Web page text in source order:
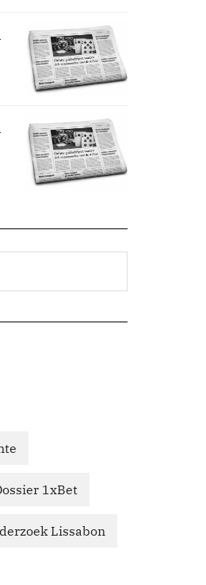
1xBet
Lissabon